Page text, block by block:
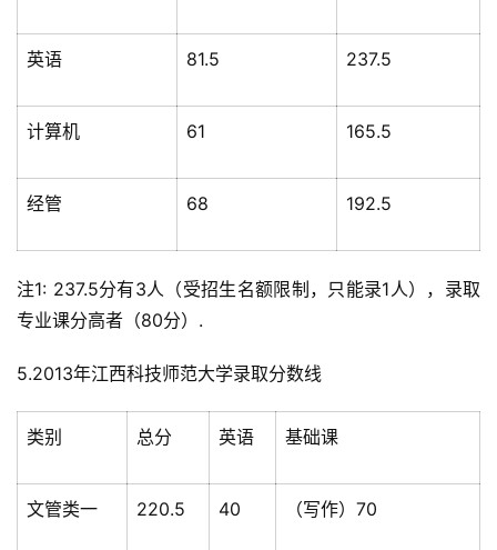
英语 81.5 237.5
计算机 61 165.5
经管 68 192.5
注1: 237.5分有3人（受招生名额限制，只能录1人），录取
专业课分高者（80分）.
5.2013年江西科技师范大学录取分数线
类别 总分 英语 基础课
文管类一 220.5 40 （写作）70